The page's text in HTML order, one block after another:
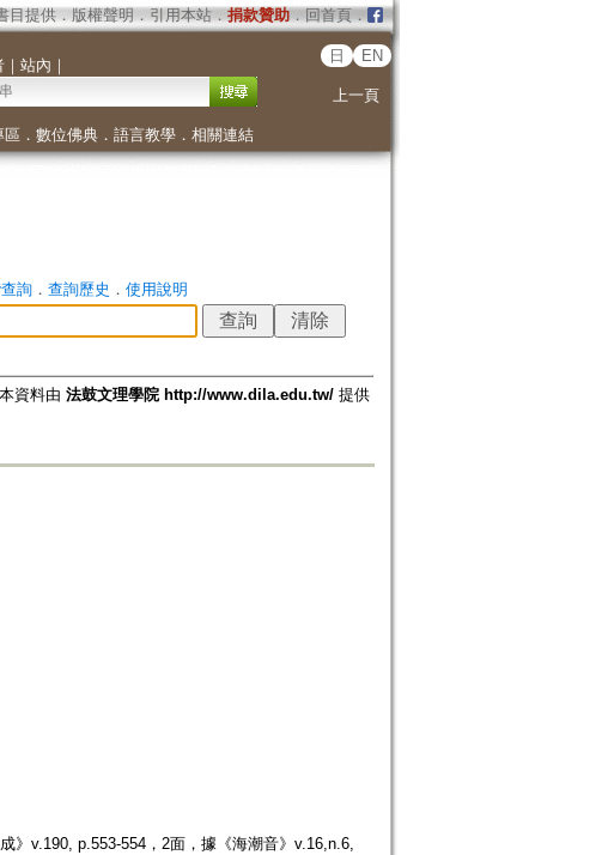
目提供． 版權聲明 ． 引用本站． 捐款贊助．回首頁．
｜ 站內 ｜
日 EN
上一頁
區 ． 數位佛典． 語言教學． 相關連結
詢． 查詢歷史 ． 使用說明
本資料由 法鼓文理學院 http://www.dila.edu.tw/提供
》v.190, p.553-554，2面，據《海潮音》v.16,n.6,